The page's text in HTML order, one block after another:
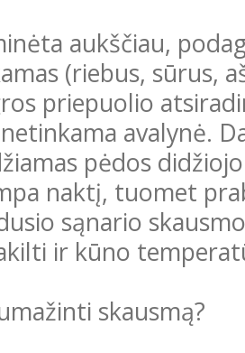
aukščiau,
(riebus, sūrus,
priepuolio
avalynė.
pėdos
naktį, tuomet
sąnario
ir kūno
skausmą?